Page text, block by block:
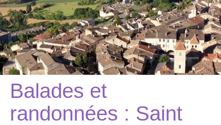
Balades et
randonnées : Saint